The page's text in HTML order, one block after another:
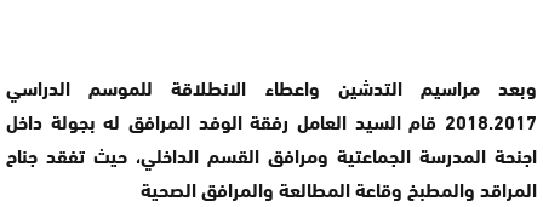
وبعد مراسيم التدشين واعطاء الانطلاقة للموسم الدراسي
2018.2017 قام السيد العامل رفقة الوفد المرافق له بجولة داخل
اجنحة المدرسة الجماعتية ومرافق القسم الداخلي، حيث تفقد جناح
المراقد والمطبخ وقاعة المطالعة والمرافق الصحية